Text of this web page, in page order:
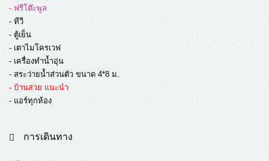
- ฟรีโต๊ะพูล
- ทีวี
- ตู้เย็น
- เตาไมโครเวฟ
- เครื่องทำน้ำอุ่น
- สระว่ายน้ำส่วนตัว ขนาด 4*8 ม.
- บ้านสวย แนะนำ
- แอร์ทุกห้อง
การเดินทาง